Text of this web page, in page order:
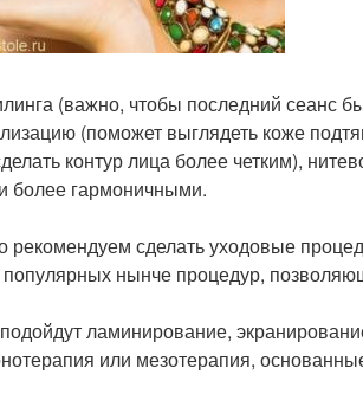
(важно, чтобы последний сеанс
(поможет выглядеть коже
контур лица более четким),
более гармоничными.
рекомендуем сделать уходовые
нынче процедур,
ламинирование,
или мезотерапия,